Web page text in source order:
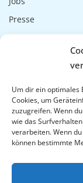
Um dir ein optimales
Cookies, um
zuzugreifen. Wenn
wie das
verarbeiten. Wenn
können bestimmte
Presse
Impressum